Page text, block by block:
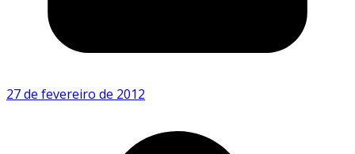
27 de fevereiro de 2012